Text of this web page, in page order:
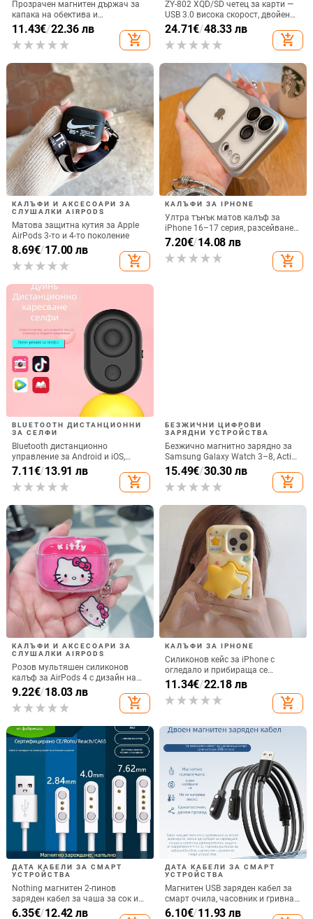
Прозрачен магнитен държач за
капака на обектива и
удароустойчив твърд калъф за
iPhone 17 Pro Max
11.43€/22.36 лв
add_shopping_cart
ZY-802 XQD/SD четец за карти —
USB 3.0 висока скорост, двойен
интерфейс Type-C и USB,
алуминиев сплав + ABS
24.71€/48.33 лв
add_shopping_cart
КАЛЪФИ И АКСЕСОАРИ ЗА
СЛУШАЛКИ AIRPODS
Матова защитна кутия за Apple
AirPods 3-то и 4-то поколение
8.69€/17.00 лв
add_shopping_cart
КАЛЪФИ ЗА IPHONE
Ултра тънък матов калъф за
iPhone 16–17 серия, разсейване
на топлината, пълно покритие,
удароустойчив и устойчив на
отпечатъци
7.20€/14.08 лв
add_shopping_cart
BLUETOOTH ДИСТАНЦИОННИ
ЗА СЕЛФИ
Bluetooth дистанционно
управление за Android и iOS,
универсално за снимки и
видеозаписи, модел 6-key tremolo,
Vernon, ABS материал, тегло 15 g
7.11€/13.91 лв
add_shopping_cart
БЕЗЖИЧНИ ЦИФРОВИ
ЗАРЯДНИ УСТРОЙСТВА
Безжично магнитно зарядно за
Samsung Galaxy Watch 3–8, Active
1/2 • QC2.0 • Магнитно зареждане
• 3W / 1A
15.49€/30.30 лв
add_shopping_cart
КАЛЪФИ И АКСЕСОАРИ ЗА
СЛУШАЛКИ AIRPODS
Розов мультяшен силиконов
калъф за AirPods 4 с дизайн на
котка
9.22€/18.03 лв
add_shopping_cart
КАЛЪФИ ЗА IPHONE
Силиконов кейс за iPhone с
огледало и прибираща се
подвижна стойка в дизайн на
петолъчка, съвместим с iPhone
13–17 Pro/Max
11.34€/22.18 лв
add_shopping_cart
ДАТА КАБЕЛИ ЗА СМАРТ
УСТРОЙСТВА
Nothing магнитен 2-пинов
заряден кабел за чаша за сок и
смарт часовник – 60 см, силен
6.35€/12.42 лв
ДАТА КАБЕЛИ ЗА СМАРТ
УСТРОЙСТВА
Магнитен USB заряден кабел за
смарт очила, часовник и гривна
– едно към две, съвместим с 4.0-
6.10€/11.93 лв